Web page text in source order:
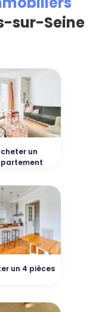
sur-Seine
un
un 4 pièces